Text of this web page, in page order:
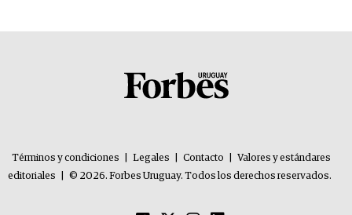
Términos y condiciones Legales Contacto
Valores y estándares
editoriales
© 2026. Forbes Uruguay. Todos los derechos reservados.